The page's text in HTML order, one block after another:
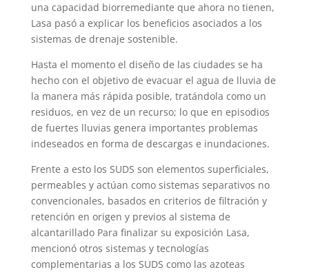
una capacidad biorremediante que ahora no tienen,
Lasa pasó a explicar los beneficios asociados a los
sistemas de drenaje sostenible.
Hasta el momento el diseño de las ciudades se ha
hecho con el objetivo de evacuar el agua de lluvia de
la manera más rápida posible, tratándola como un
residuos, en vez de un recurso; lo que en episodios
de fuertes lluvias genera importantes problemas
indeseados en forma de descargas e inundaciones.
Frente a esto los SUDS son elementos superficiales,
permeables y actúan como sistemas separativos no
convencionales, basados en criterios de filtración y
retención en origen y previos al sistema de
alcantarillado Para finalizar su exposición Lasa,
mencionó otros sistemas y tecnologías
complementarias a los SUDS como las azoteas